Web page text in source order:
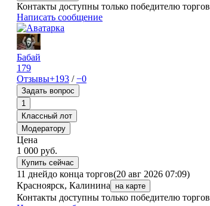
Контакты доступны только победителю торгов
Написать сообщение
Бабай
179
Отзывы+193/−0
Задать вопрос
1
Классный лот
Модератору
Цена
1 000 руб.
Купить сейчас
11 днейдо конца торгов(20 авг 2026 07:09)
Красноярск, Калинина
на карте
Контакты доступны только победителю торгов